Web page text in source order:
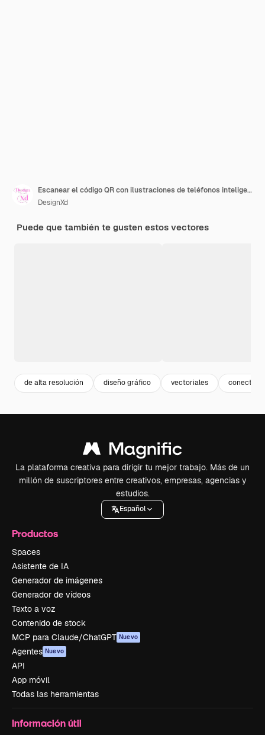
Escanear el código QR con ilustraciones de teléfonos inteligentes en fondo blanco
DesignXd
Puede que también te gusten estos vectores
de alta resolución diseño gráfico vectoriales
La plataforma creativa para dirigir tu mejor trabajo. Más de un
millón de suscriptores entre creativos, empresas, agencias y
estudios.
Español
Productos
Spaces
Asistente de IA
Generador de imágenes
Generador de vídeos
Texto a voz
Contenido de stock
MCP para Claude/ChatGPT Nuevo
Agentes Nuevo
API
App móvil
Todas las herramientas
Información útil